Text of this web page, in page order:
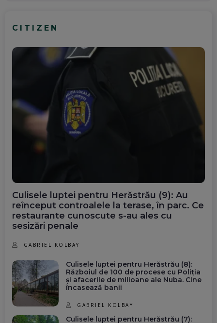
CITIZEN
Culisele luptei pentru Herăstrău (9): Au
reînceput controalele la terase, în parc. Ce
restaurante cunoscute s-au ales cu
sesizări penale
GABRIEL KOLBAY
Culisele luptei pentru Herăstrău (8):
Războiul de 100 de procese cu Poliția
și afacerile de milioane ale Nuba. Cine
încasează banii
GABRIEL KOLBAY
Culisele luptei pentru Herăstrău (7):